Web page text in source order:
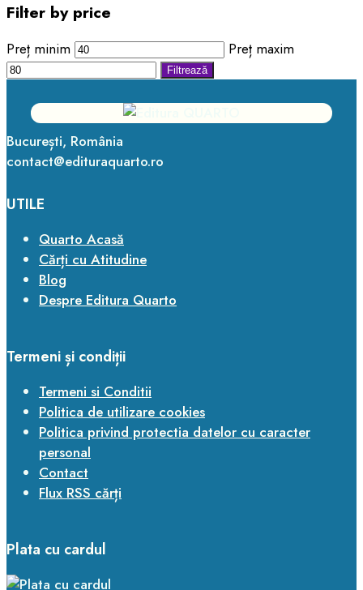
Filter by price
Preț minim Preț maxim
Filtrează
București, România
contact@edituraquarto.ro
UTILE
Quarto Acasă
Cărți cu Atitudine
Blog
Despre Editura Quarto
Termeni și condiții
Termeni si Conditii
Politica de utilizare cookies
Politica privind protectia datelor cu caracter
personal
Contact
Flux RSS cărți
Plata cu cardul